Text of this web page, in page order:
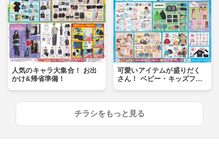
人気のキャラ大集合！ お出
かけ&帰省準備！
可愛いアイテムが盛りだく
さん！ ベビー・キッズフェ
チラシをもっと見る